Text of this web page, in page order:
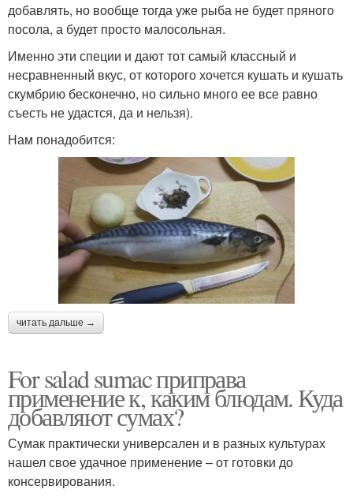
добавлять, но вообще тогда уже рыба не будет пряного
посола, а будет просто малосольная.
Именно эти специи и дают тот самый классный и
несравненный вкус, от которого хочется кушать и кушать
скумбрию бесконечно, но сильно много ее все равно
съесть не удастся, да и нельзя).
Нам понадобится:
читать дальше →
For salad sumac приправа
применение к, каким блюдам. Куда
добавляют сумах?
Сумак практически универсален и в разных культурах
нашел свое удачное применение – от готовки до
консервирования.